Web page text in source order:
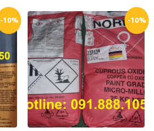
-10% -10%